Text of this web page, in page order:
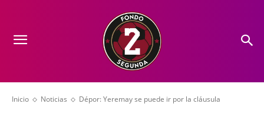
Inicio Noticias Dépor: Yeremay se puede ir por la cláusula